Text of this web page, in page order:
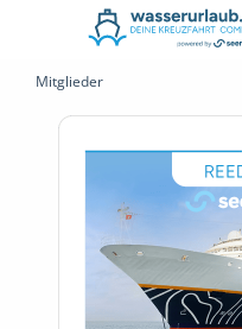
Mitglieder